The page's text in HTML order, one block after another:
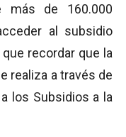
más de 160.000
al subsidio
recordar que la
realiza a través de
los Subsidios a la